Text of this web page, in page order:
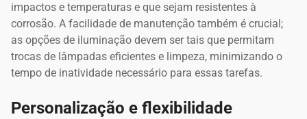
impactos e temperaturas e que sejam resistentes à
corrosão. A facilidade de manutenção também é crucial;
as opções de iluminação devem ser tais que permitam
trocas de lâmpadas eficientes e limpeza, minimizando o
tempo de inatividade necessário para essas tarefas.
Personalização e flexibilidade